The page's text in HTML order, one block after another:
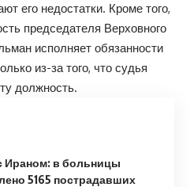
его недостатки. Кроме того,
председателя Верховного
исполняет обязанности
из-за того, что судья
должность.
Ираном: в больницы
5165 пострадавших